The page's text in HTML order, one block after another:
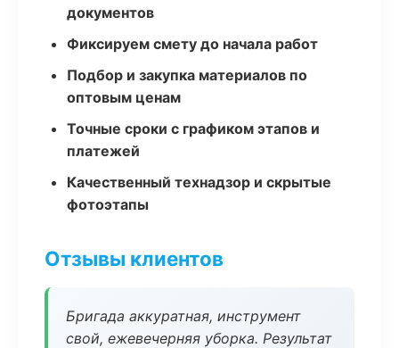
документов
Фиксируем смету до начала работ
Подбор и закупка материалов по
оптовым ценам
Точные сроки с графиком этапов и
платежей
Качественный технадзор и скрытые
фотоэтапы
Отзывы клиентов
Бригада аккуратная, инструмент
свой, ежевечерняя уборка. Результат